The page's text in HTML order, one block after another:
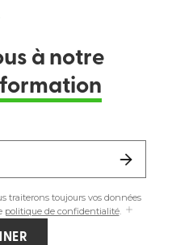
à notre
traiterons toujours vos données
politique de confidentialité.